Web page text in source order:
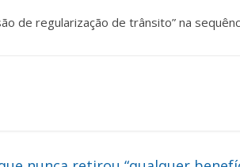
de regularização de trânsito” na